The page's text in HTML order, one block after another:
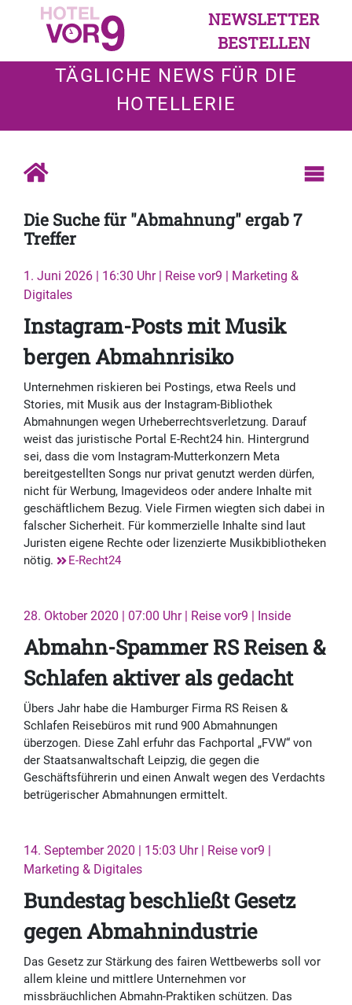
NEWSLETTER
BESTELLEN
TÄGLICHE NEWS FÜR DIE
HOTELLERIE
Die Suche für "Abmahnung" ergab 7
Treffer
1. Juni 2026 | 16:30 Uhr | Reise vor9 | Marketing &
Digitales
Instagram-Posts mit Musik
bergen Abmahnrisiko
Unternehmen riskieren bei Postings, etwa Reels und
Stories, mit Musik aus der Instagram-Bibliothek
Abmahnungen wegen Urheberrechtsverletzung. Darauf
weist das juristische Portal E-Recht24 hin. Hintergrund
sei, dass die vom Instagram-Mutterkonzern Meta
bereitgestellten Songs nur privat genutzt werden dürfen,
nicht für Werbung, Imagevideos oder andere Inhalte mit
geschäftlichem Bezug. Viele Firmen wiegten sich dabei in
falscher Sicherheit. Für kommerzielle Inhalte sind laut
Juristen eigene Rechte oder lizenzierte Musikbibliotheken
nötig.
E-Recht24
28. Oktober 2020 | 07:00 Uhr | Reise vor9 | Inside
Abmahn-Spammer RS Reisen &
Schlafen aktiver als gedacht
Übers Jahr habe die Hamburger Firma RS Reisen &
Schlafen Reisebüros mit rund 900 Abmahnungen
überzogen. Diese Zahl erfuhr das Fachportal „FVW“ von
der Staatsanwaltschaft Leipzig, die gegen die
Geschäftsführerin und einen Anwalt wegen des Verdachts
betrügerischer Abmahnungen ermittelt.
14. September 2020 | 15:03 Uhr | Reise vor9 |
Marketing & Digitales
Bundestag beschließt Gesetz
gegen Abmahnindustrie
Das Gesetz zur Stärkung des fairen Wettbewerbs soll vor
allem kleine und mittlere Unternehmen vor
missbräuchlichen Abmahn-Praktiken schützen. Das